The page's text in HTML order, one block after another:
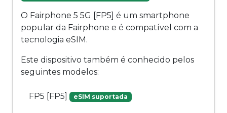
O Fairphone 5 5G [FP5] é um smartphone
popular da Fairphone e é compatível com a
tecnologia eSIM.
Este dispositivo também é conhecido pelos
seguintes modelos:
FP5 [FP5] eSIM suportada